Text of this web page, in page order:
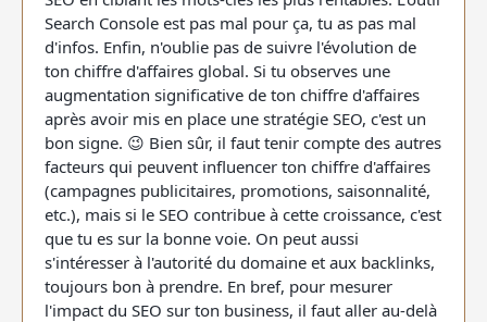
Search Console est pas mal pour ça, tu as pas mal
d'infos. Enfin, n'oublie pas de suivre l'évolution de
ton chiffre d'affaires global. Si tu observes une
augmentation significative de ton chiffre d'affaires
après avoir mis en place une stratégie SEO, c'est un
bon signe. 😉 Bien sûr, il faut tenir compte des autres
facteurs qui peuvent influencer ton chiffre d'affaires
(campagnes publicitaires, promotions, saisonnalité,
etc.), mais si le SEO contribue à cette croissance, c'est
que tu es sur la bonne voie. On peut aussi
s'intéresser à l'autorité du domaine et aux backlinks,
toujours bon à prendre. En bref, pour mesurer
l'impact du SEO sur ton business, il faut aller au-delà